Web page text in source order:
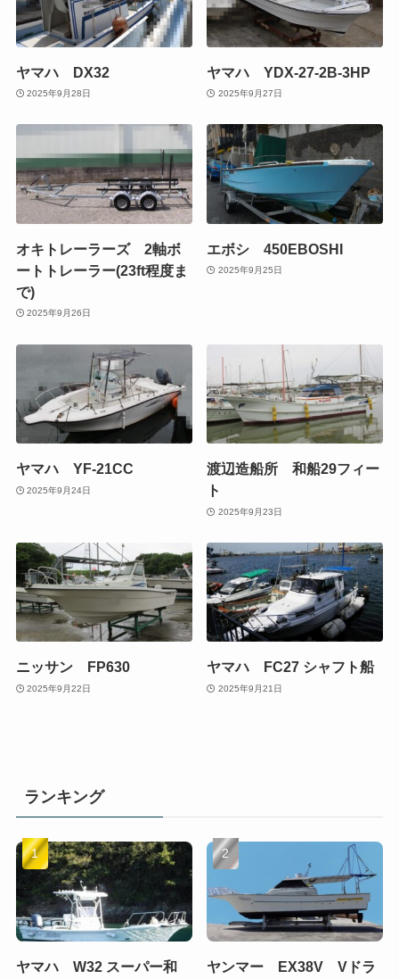
ヤマハ DX32
2025年9月28日
ヤマハ YDX-27-2B-3HP
2025年9月27日
オキトレーラーズ 2軸ボ
ートトレーラー(23ft程度ま
で)
2025年9月26日
エボシ 450EBOSHI
2025年9月25日
ヤマハ YF-21CC
2025年9月24日
渡辺造船所 和船29フィー
ト
2025年9月23日
ニッサン FP630
2025年9月22日
ヤマハ FC27 シャフト船
2025年9月21日
ランキング
ヤマハ W32 スーパー和 ヤンマー EX38V Vドラ